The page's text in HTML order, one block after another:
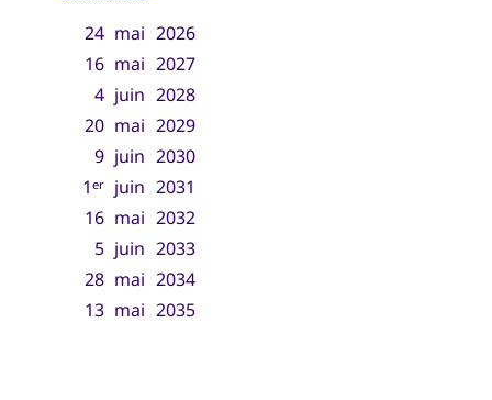
24 mai 2026
16 mai 2027
4 juin 2028
20 mai 2029
9 juin 2030
1 er juin 2031
16 mai 2032
5 juin 2033
28 mai 2034
13 mai 2035